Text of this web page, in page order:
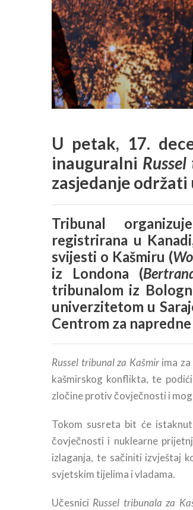
U petak, 17.
inauguralni
zasjedanje održati
Tribunal
registrirana u
svijesti o Kašmiru (
iz Londona (
tribunalom iz
univerzitetom u
Centrom za
Russel tribunal za Kašmirima za
kašmirskog konflikta, te
zločine protiv čovječnosti i
Tokom susreta bit će
čovječnosti i nuklearne
izlaganja, te sačiniti izvještaj
svjetskim tijelima i vladama.
Učesnici Russel tribunala za